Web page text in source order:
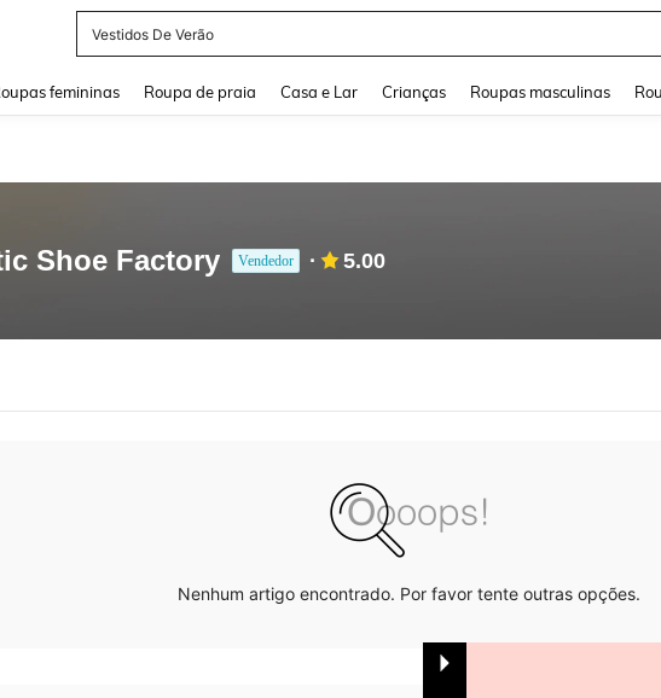
Vestidos De Verão
femininas Roupa de praia Casa e Lar Crianças Roupas masculinas
Shoe Factory Vendedor 5.00
Nenhum artigo encontrado. Por favor tente outras opções.